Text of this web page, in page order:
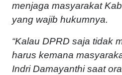
menjaga masyarakat
yang wajib hukumnya.
“Kalau DPRD saja tidak
harus kemana
Indri Damayanthi saat